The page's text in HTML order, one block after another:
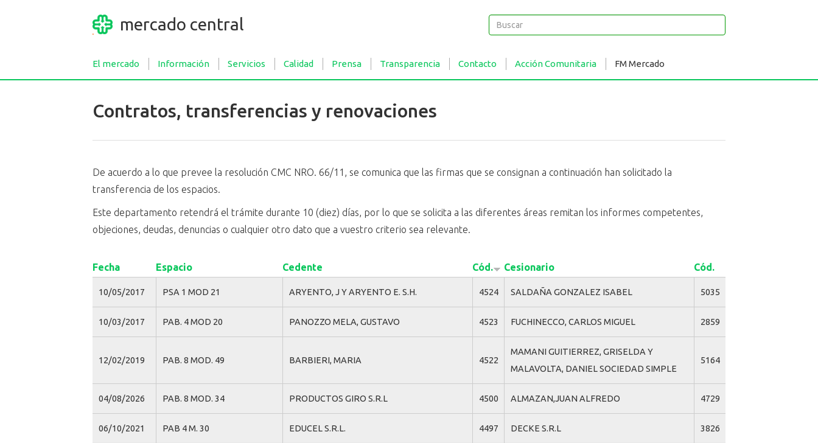
mercado central Buscar
Buscar
El mercado Información Servicios Calidad Prensa Transparencia Contacto Acción Comunitaria FM Mercado
Contratos, transferencias y renovaciones
De acuerdo a lo que prevee la resolución CMC NRO. 66/11, se comunica que las firmas que se consignan a continuación han solicitado la
transferencia de los espacios.
Este departamento retendrá el trámite durante 10 (diez) días, por lo que se solicita a las diferentes áreas remitan los informes competentes,
objeciones, deudas, denuncias o cualquier otro dato que a vuestro criterio sea relevante.
Fecha Espacio Cedente Cód. Cesionario Cód.
10/05/2017 PSA 1 MOD 21 ARYENTO, J Y ARYENTO E. S.H. 4524 SALDAÑA GONZALEZ ISABEL 5035
10/03/2017 PAB. 4 MOD 20 PANOZZO MELA, GUSTAVO 4523 FUCHINECCO, CARLOS MIGUEL 2859
12/02/2019 PAB. 8 MOD. 49 BARBIERI, MARIA 4522
MAMANI GUITIERREZ, GRISELDA Y
MALAVOLTA, DANIEL SOCIEDAD SIMPLE
5164
04/08/2026 PAB. 8 MOD. 34 PRODUCTOS GIRO S.R.L 4500 ALMAZAN,JUAN ALFREDO 4729
06/10/2021 PAB 4 M. 30 EDUCEL S.R.L. 4497 DECKE S.R.L 3826